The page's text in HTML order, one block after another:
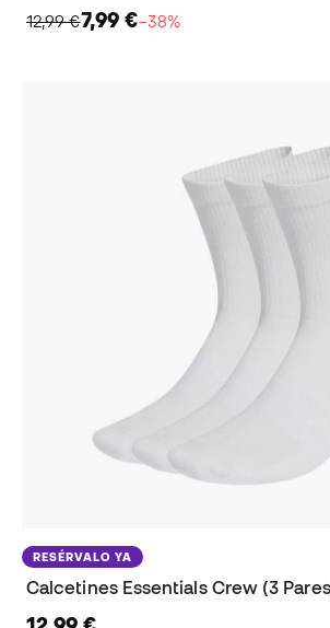
12,99 €7,99 €−38%
RESÉRVALO YA
Calcetines Essentials Crew (3